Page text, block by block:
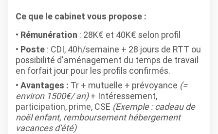
Ce que le cabinet vous propose :
Rémunération : 28K€ et 40K€ selon profil
Poste : CDI, 40h/semaine + 28 jours de RTT ou
possibilité d'aménagement du temps de travail
en forfait jour pour les profils confirmés.
Avantages : Tr + mutuelle + prévoyance (=
environ 1500€/ an)+ Intéressement,
participation, prime, CSE (Exemple : cadeau de
noël enfant, remboursement hébergement
vacances d’été)